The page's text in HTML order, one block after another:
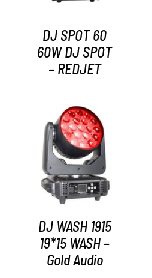
DJ SPOT 60
60W DJ SPOT
– REDJET
AYRINTILAR
DJ WASH 1915
19*15 WASH –
Gold Audio